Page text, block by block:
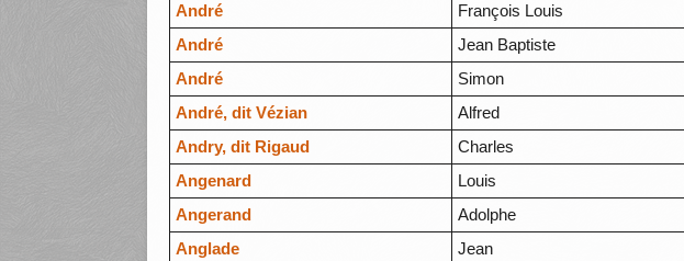
André
François Louis
André
Jean Baptiste
André
Simon
André, dit Vézian
Alfred
Andry, dit Rigaud
Charles
Angenard
Louis
Angerand
Adolphe
Anglade
Jean